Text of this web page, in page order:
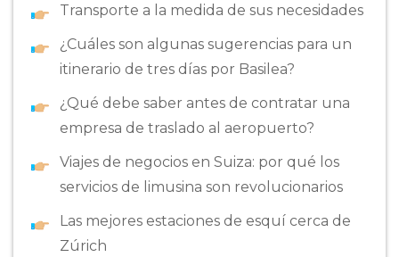
Transporte a la medida de sus necesidades
¿Cuáles son algunas sugerencias para un
itinerario de tres días por Basilea?
¿Qué debe saber antes de contratar una
empresa de traslado al aeropuerto?
Viajes de negocios en Suiza: por qué los
servicios de limusina son revolucionarios
Las mejores estaciones de esquí cerca de
Zúrich